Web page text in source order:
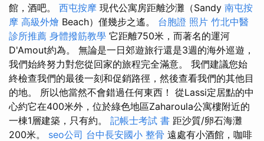
館，酒吧。 西屯按摩 現代公寓房距離沙灘（Sandy 南屯按
摩 高級外燴 Beach）僅幾步之遙。 台胞證 照片 竹北中醫
診所推薦 身體撥筋教學 它距離750米，而著名的運河
D'Amout約為。 無論是一日郊遊旅行還是3週的海外巡遊，
我們始終努力對您從回家的旅程完全滿意。 我們建議您始
終檢查我們的最後一刻和促銷路徑，然後查看我們的其他目
的地。 所以他當然不會錯過任何東西！ 從Lassi定居點的中
心約它在400米外，位於綠色地區Zaharoula公寓樓附近的
一棟1層建築，只有約。 記帳士考試 書 距沙質/卵石海灘
200米。 seo公司 台中長安國小 整骨 遠處有小酒館，咖啡